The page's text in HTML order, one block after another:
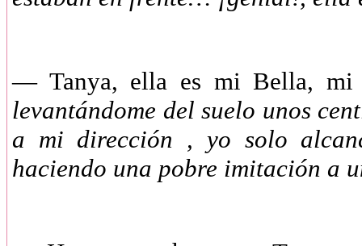
— Tanya, ella es mi Bella, mi
levantándome del suelo unos
a mi dirección , yo solo
haciendo una pobre imitación a